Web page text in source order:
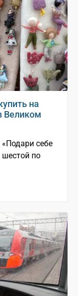
на
Великом
себе
по